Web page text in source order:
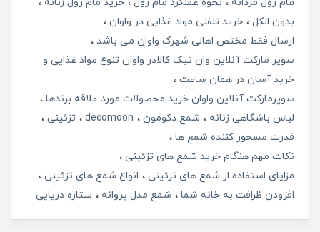
بدون الکل
خرید تلفنی مواد غذایی در واوان
ارسال فقط مختص اهالی شهرک واوان می باشد
سوپر مارکت آنلاین وان تیک کالادر واوان تنوع مواد غذایی و
خرید آسان در همان ساعت
سوپرمارکت آنلاین واوان خرید محصولات مورد علاقه برندها
لباس باشگاهی زنانه
شمع دکومون decomoon
تزئینی
قدرت مسحور کننده شمع ها
نکات مهم هنگام خرید شمع های تزئینی
مزایای استفاده از شمع های تزئینی
انواع شمع های تزئینی
افزودن ظرافت به خانه شما
شمع مدل پروانه ستاره دریایی